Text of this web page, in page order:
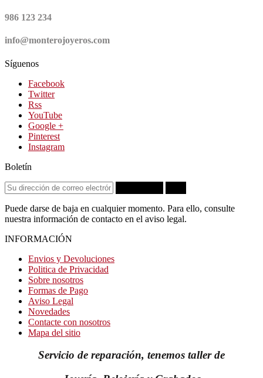
986 123 234
info@monterojoyeros.com
Síguenos
Facebook
Twitter
Rss
YouTube
Google +
Pinterest
Instagram
Boletín
Puede darse de baja en cualquier momento. Para ello, consulte
nuestra información de contacto en el aviso legal.
INFORMACIÓN
Envios y Devoluciones
Politica de Privacidad
Sobre nosotros
Formas de Pago
Aviso Legal
Novedades
Contacte con nosotros
Mapa del sitio
Servicio de reparación, tenemos taller de